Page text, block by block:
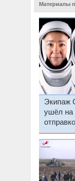
Материалы
Экипаж
ушёл на
МКС